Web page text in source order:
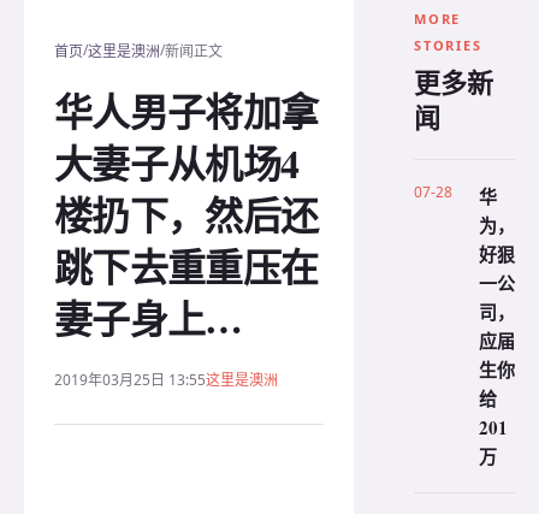
首页/这里是澳洲/新闻正文
华人男子将加拿
大妻子从机场4
楼扔下，然后还
跳下去重重压在
妻子身上…
2019年03月25日 13:55这里是澳洲
MORE
STORIES
更多新
闻
07-28
华
为，
好狠
一公
司，
应届
生你
给
201
万